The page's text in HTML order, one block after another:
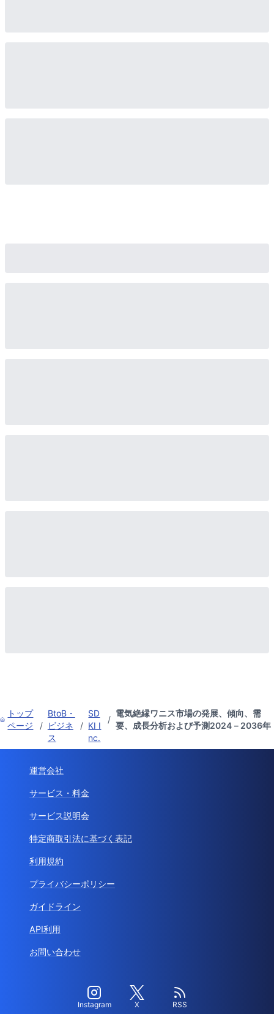
トップ
ページ
/
BtoB・
ビジネ
ス
/
SD
KI I
nc.
/
電気絶縁ワニス市場の発展、傾向、需
要、成長分析および予測2024－2036年
運営会社
サービス・料金
サービス説明会
特定商取引法に基づく表記
利用規約
プライバシーポリシー
ガイドライン
API利用
お問い合わせ
Instagram X RSS